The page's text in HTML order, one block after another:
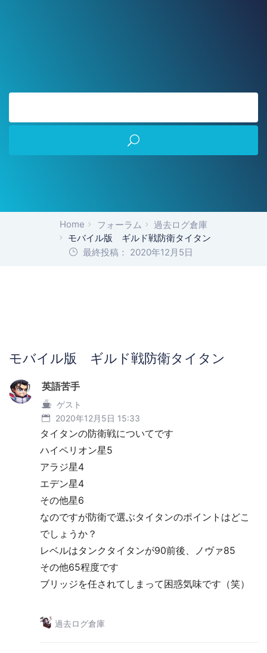
Home フォーラム
過去ログ倉庫
モバイル版 ギルド戦防衛タイタン
最終投稿： 2020年12月5日
モバイル版 ギルド戦防衛タイタン
英語苦手
ゲスト
2020年12月5日 15:33
タイタンの防衛戦についてです
ハイペリオン星5
アラジ星4
エデン星4
その他星6
なのですが防衛で選ぶタイタンのポイントはどこ
でしょうか？
レベルはタンクタイタンが90前後、ノヴァ85
その他65程度です
ブリッジを任されてしまって困惑気味です（笑）
過去ログ倉庫